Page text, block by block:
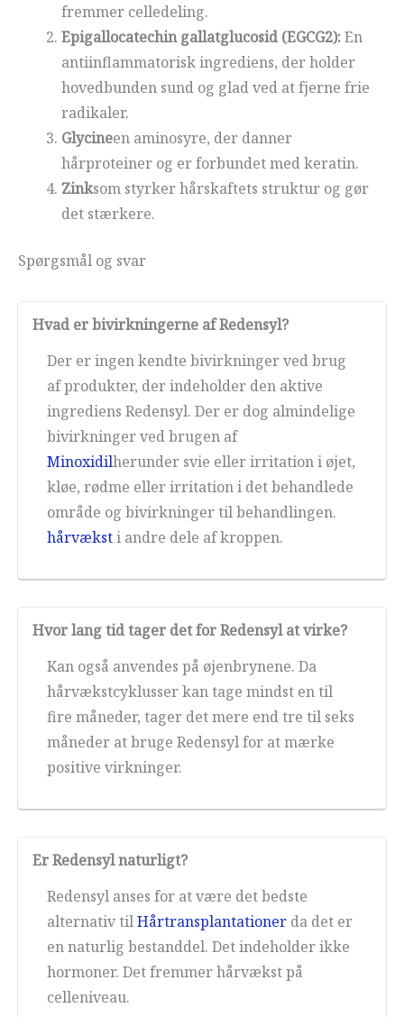
fremmer celledeling.
Epigallocatechin gallatglucosid (EGCG2): En
antiinflammatorisk ingrediens, der holder
hovedbunden sund og glad ved at fjerne frie
radikaler.
Glycineen aminosyre, der danner
hårproteiner og er forbundet med keratin.
Zinksom styrker hårskaftets struktur og gør
det stærkere.
Spørgsmål og svar
Hvad er bivirkningerne af Redensyl?
Der er ingen kendte bivirkninger ved brug
af produkter, der indeholder den aktive
ingrediens Redensyl. Der er dog almindelige
bivirkninger ved brugen af
Minoxidilherunder svie eller irritation i øjet,
kløe, rødme eller irritation i det behandlede
område og bivirkninger til behandlingen.
hårvæksti andre dele af kroppen.
Hvor lang tid tager det for Redensyl at virke?
Kan også anvendes på øjenbrynene. Da
hårvækstcyklusser kan tage mindst en til
fire måneder, tager det mere end tre til seks
måneder at bruge Redensyl for at mærke
positive virkninger.
Er Redensyl naturligt?
Redensyl anses for at være det bedste
alternativ tilHårtransplantationer da det er
en naturlig bestanddel. Det indeholder ikke
hormoner. Det fremmer hårvækst på
celleniveau.